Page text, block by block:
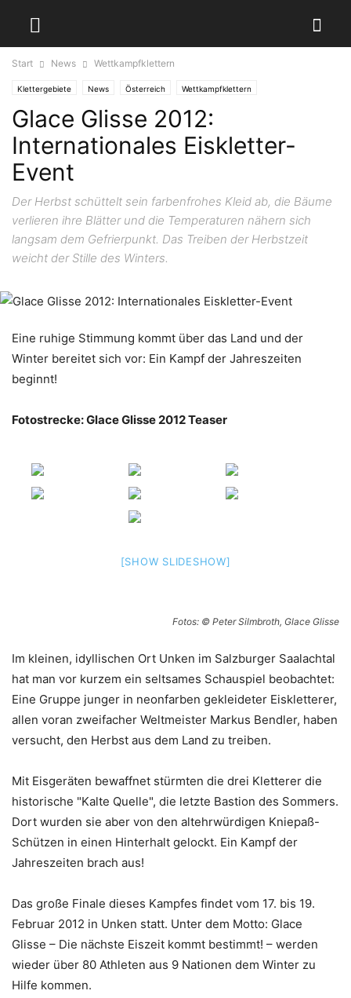
Start News Wettkampfklettern
Klettergebiete News Österreich Wettkampfklettern
Glace Glisse 2012:
Internationales Eiskletter-
Event
Der Herbst schüttelt sein farbenfrohes Kleid ab, die Bäume
verlieren ihre Blätter und die Temperaturen nähern sich
langsam dem Gefrierpunkt. Das Treiben der Herbstzeit
weicht der Stille des Winters.
Eine ruhige Stimmung kommt über das Land und der
Winter bereitet sich vor: Ein Kampf der Jahreszeiten
beginnt!
Fotostrecke: Glace Glisse 2012 Teaser
[SHOW SLIDESHOW]
Fotos: © Peter Silmbroth, Glace Glisse
Im kleinen, idyllischen Ort Unken im Salzburger Saalachtal
hat man vor kurzem ein seltsames Schauspiel beobachtet:
Eine Gruppe junger in neonfarben gekleideter Eiskletterer,
allen voran zweifacher Weltmeister Markus Bendler, haben
versucht, den Herbst aus dem Land zu treiben.
Mit Eisgeräten bewaffnet stürmten die drei Kletterer die
historische "Kalte Quelle", die letzte Bastion des Sommers.
Dort wurden sie aber von den altehrwürdigen Kniepaß-
Schützen in einen Hinterhalt gelockt. Ein Kampf der
Jahreszeiten brach aus!
Das große Finale dieses Kampfes findet vom 17. bis 19.
Februar 2012 in Unken statt. Unter dem Motto: Glace
Glisse – Die nächste Eiszeit kommt bestimmt! – werden
wieder über 80 Athleten aus 9 Nationen dem Winter zu
Hilfe kommen.